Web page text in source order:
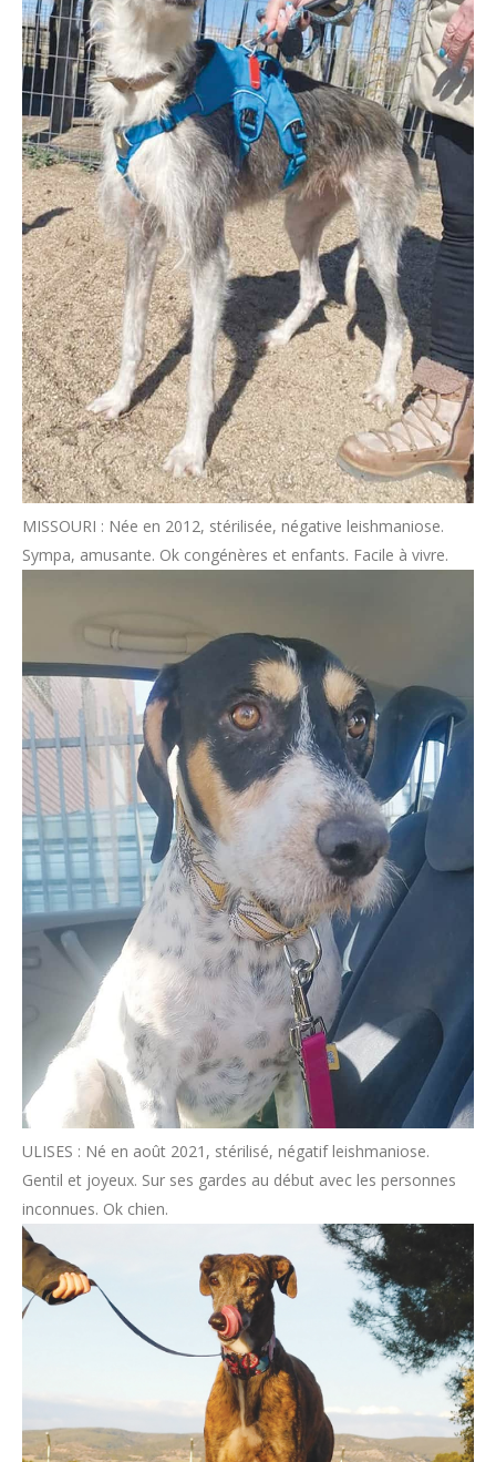
MISSOURI : Née en 2012, stérilisée, négative leishmaniose.
Sympa, amusante. Ok congénères et enfants. Facile à vivre.
ULISES : Né en août 2021, stérilisé, négatif leishmaniose.
Gentil et joyeux. Sur ses gardes au début avec les personnes
inconnues. Ok chien.